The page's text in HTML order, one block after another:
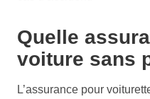
Quelle
voiture sans
L’assurance pour